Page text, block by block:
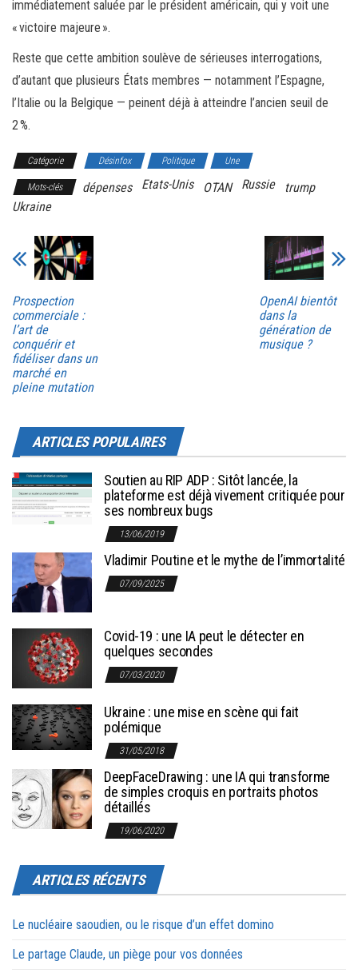
immédiatement saluée par le président américain, qui y voit une
« victoire majeure ».
Reste que cette ambition soulève de sérieuses interrogations,
d’autant que plusieurs États membres — notamment l’Espagne,
l’Italie ou la Belgique — peinent déjà à atteindre l’ancien seuil de
2 %.
Catégorie Désinfox Politique Une
Mots-clés dépenses Etats-Unis OTAN Russie
trump
Ukraine
Prospection
commerciale :
l’art de
conquérir et
fidéliser dans un
marché en
pleine mutation
OpenAI bientôt
dans la
génération de
musique ?
ARTICLES POPULAIRES
Soutien au RIP ADP : Sitôt lancée, la
plateforme est déjà vivement critiquée pour
ses nombreux bugs
13/06/2019
Vladimir Poutine et le mythe de l’immortalité
07/09/2025
Covid-19 : une IA peut le détecter en
quelques secondes
07/03/2020
Ukraine : une mise en scène qui fait
polémique
31/05/2018
DeepFaceDrawing : une IA qui transforme
de simples croquis en portraits photos
détaillés
19/06/2020
ARTICLES RÉCENTS
Le nucléaire saoudien, ou le risque d’un effet domino
Le partage Claude, un piège pour vos données